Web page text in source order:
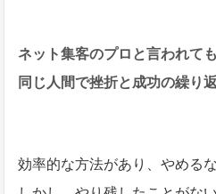
ネット集客のプロと言われても
同じ人間で挫折と成功の繰り
効率的な方法があり、やめる